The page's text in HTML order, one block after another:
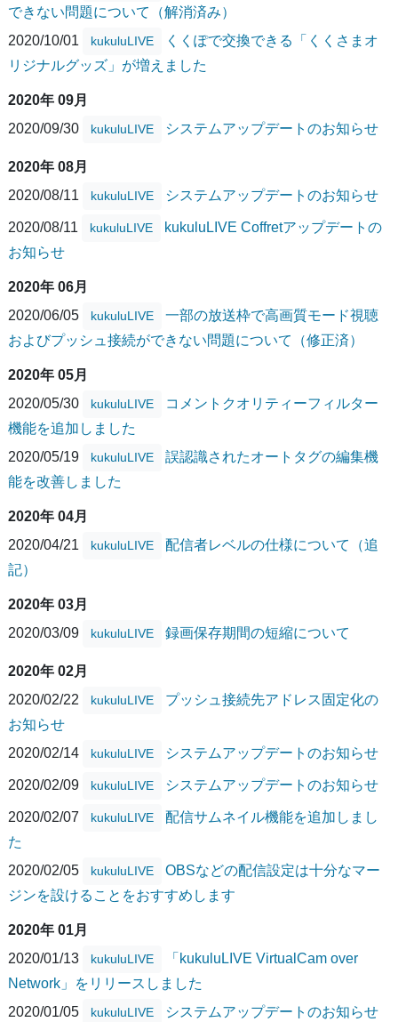
できない問題について（解消済み）
2020/10/01
kukuluLIVE
くくぽで交換できる「くくさまオ
リジナルグッズ」が増えました
2020年 09月
2020/09/30
kukuluLIVE システムアップデートのお知らせ
2020年 08月
2020/08/11
kukuluLIVE システムアップデートのお知らせ
2020/08/11 kukuluLIVE
kukuluLIVE Coffretアップデートの
お知らせ
2020年 06月
2020/06/05
kukuluLIVE
一部の放送枠で高画質モード視聴
およびプッシュ接続ができない問題について（修正済）
2020年 05月
2020/05/30
kukuluLIVE
コメントクオリティーフィルター
機能を追加しました
2020/05/19
kukuluLIVE
誤認識されたオートタグの編集機
能を改善しました
2020年 04月
2020/04/21
kukuluLIVE
配信者レベルの仕様について（追
記）
2020年 03月
2020/03/09
kukuluLIVE 録画保存期間の短縮について
2020年 02月
2020/02/22
kukuluLIVE
プッシュ接続先アドレス固定化の
お知らせ
2020/02/14
kukuluLIVE システムアップデートのお知らせ
2020/02/09 kukuluLIVE システムアップデートのお知らせ
2020/02/07 kukuluLIVE
配信サムネイル機能を追加しまし
た
2020/02/05
kukuluLIVE
OBSなどの配信設定は十分なマー
ジンを設けることをおすすめします
2020年 01月
2020/01/13
kukuluLIVE
「kukuluLIVE VirtualCam over
Network」をリリースしました
2020/01/05
kukuluLIVE システムアップデートのお知らせ